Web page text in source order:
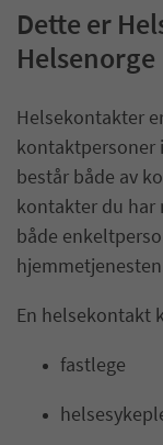
Dette er
Helsenorge
Helsekontakter
kontaktpersoner
består både av
kontakter du
både
En helsekontakt
fastlege